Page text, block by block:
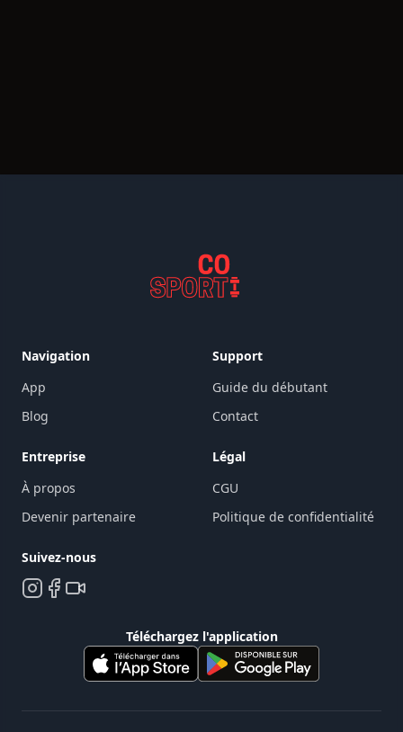
Navigation
App
Blog
Support
Guide du débutant
Contact
Entreprise
À propos
Devenir partenaire
Légal
CGU
Politique de confidentialité
Suivez-nous
Téléchargez l'application